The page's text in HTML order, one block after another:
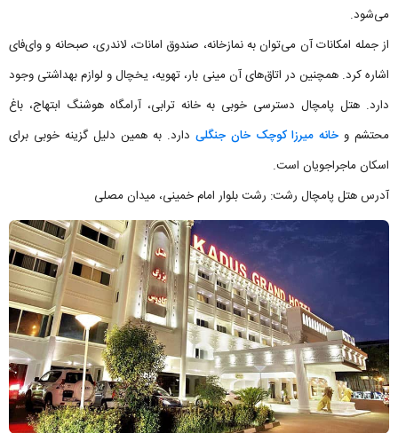
می‌شود.
از جمله امکانات آن می‌توان به نمازخانه، صندوق امانات، لاندری، صبحانه و وای‌فای
اشاره کرد. همچنین در اتاق‌های آن مینی بار، تهویه، یخچال و لوازم بهداشتی وجود
دارد. هتل پامچال دسترسی خوبی به خانه ترابی، آرامگاه هوشنگ ابتهاج، باغ
محتشم و خانه میرزا کوچک خان جنگلی دارد. به همین دلیل گزینه خوبی برای
اسکان ماجراجویان است.
آدرس هتل پامچال رشت: رشت بلوار امام خمینی، میدان مصلی